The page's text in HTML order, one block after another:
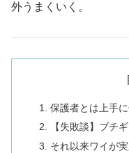
外うまくいく。
保護者とは上手
【失敗談】ブチ
それ以来ワイが